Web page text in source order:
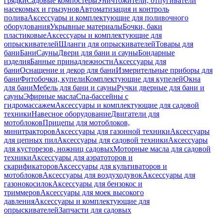
насекомых и грызуновАвтоматизация и контроль
поливаАксессуары и комплектующие для поливочного
оборудованияУкрывные материалыБочки, баки
пластиковыеАксессуары и комплектующие для
опрыскивателейШланги для опрыскивателейТовары для
баниБаниСауныДвери для бани и сауныБондарные
изделияБанные принадлежностиАксессуары для
баниОснащение и декор для баниИзмерительные приборы для
баниФитобочки, купелиКомплектующие для купелейОкна
для баниМебель для бани и сауныРучки дверные для бани и
сауныЭфирные маслаСпа-бассейны с
гидромассажемАксессуары и комплектующие для садовой
техникиНавесное оборудованиеДвигатели для
мотоблоковПрицепы для мотоблоков,
минитракторовАксессуары для газонной техникиАксессуары
для цепных пилАксессуары для садовой техникиАксессуары
для кусторезов, ножниц садовыхМоторные масла для садовой
техникиАксессуары для аэратоторов и
скарификаторовАксессуары для культиваторов и
мотоблоковАксессуары для воздуходувокАксессуары для
газонокосилокАксессуары для бензокос и
триммеровАксессуары для моек высокого
давленияАксессуары и комплектующие для
опрыскивателейЗапчасти для садовых